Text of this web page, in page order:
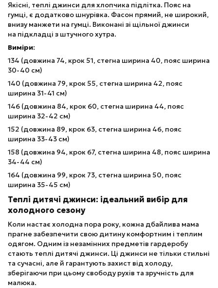
Якісні, теплі джинси для хлопчика підлітка. Пояс на
гумці, є додатково шнурівка. Фасон прямий, не широкий,
внизу манжети на гумці. Виконані зі щільної джинси
на підкладці з штучного хутра.
Виміри:
134 (довжина 74, крок 51, стегна ширина 40, пояс ширина
30-40 см)
140 (довжина 79, крок 55, стегна ширина 42, пояс
ширина 31-41 см)
146 (довжина 84, крок 60, стегна ширина 44, пояс
ширина 32-42 см)
152 (довжина 89, крок 63, стегна ширина 46, пояс
ширина 33-43 см)
158 (довжина 94, крок 67, стегна ширина 48, пояс ширина
34-44 см)
164 (довжина 99, крок 73, стегна ширина 50, пояс
ширина 35-45 см)
Теплі дитячі джинси: ідеальний вибір для
холодного сезону
Коли настає холодна пора року, кожна дбайлива мама
прагне забезпечити свою дитину комфортним і теплим
одягом. Одним із незамінних предметів гардеробу
стають теплі дитячі джинси. Ці джинси не тільки стильні
та сучасні, але й гарантують захист від холоду,
зберігаючи при цьому свободу рухів та зручність для
малюка.